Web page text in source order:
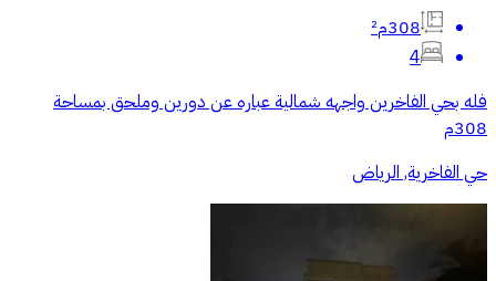
308م²
4
فله بحي الفاخرين واجهه شمالية عباره عن دورين وملحق بمساحة
308م
حي الفاخرية, الرياض